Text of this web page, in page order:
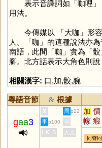
表示音譯詞如「咖哩」
用法。
今傳媒以 「大咖」形容
人。「咖 」的這種說法亦
南語，此間「咖 」實為「骹
腳。北方話表示大角色則
相關漢字: 口,加,骹,腕
粵語音節 & 根據
gaa3
黃 周 p22 加 價
幏 瘕
李 p100
何
HKLS
人文
同聲